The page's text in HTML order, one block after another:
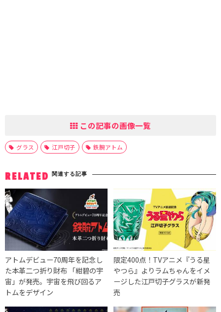
この記事の画像一覧
グラス 江戸切子 鉄腕アトム
RELATED 関連する記事
アトムデビュー70周年を記念し
た本革二つ折り財布 「紺碧の宇
宙」が発売。宇宙を飛び回るア
トムをデザイン
限定400点！TVアニメ『うる星
やつら』よりラムちゃんをイメ
ージした江戸切子グラスが新発
売